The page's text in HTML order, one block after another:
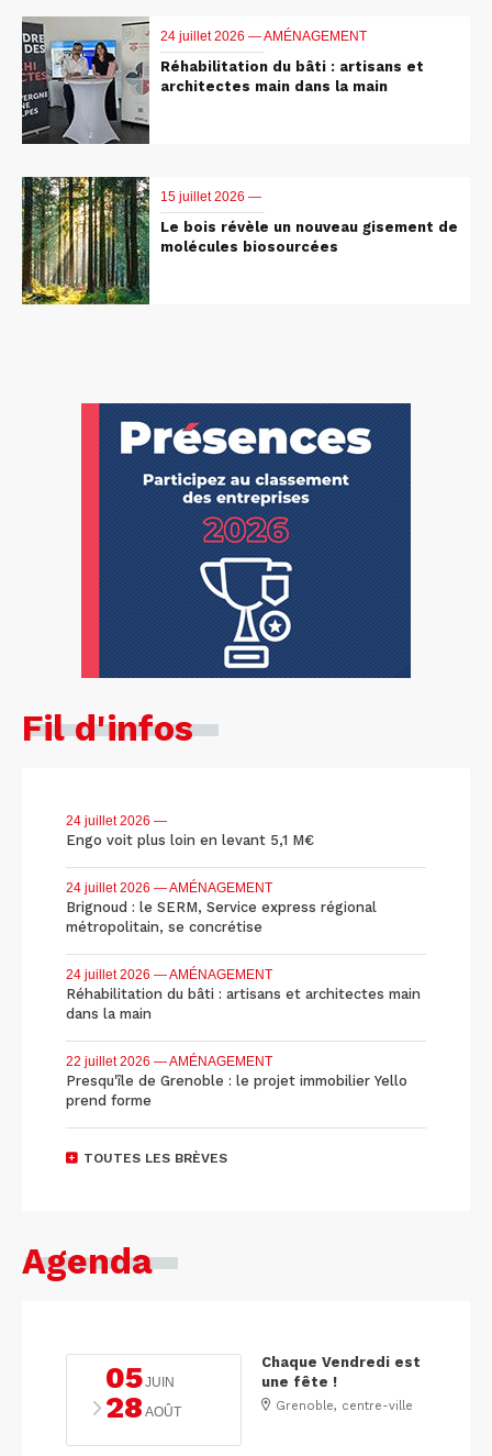
24 juillet 2026 —AMÉNAGEMENT
Réhabilitation du bâti : artisans et
architectes main dans la main
15 juillet 2026 —
Le bois révèle un nouveau gisement de
molécules biosourcées
Fil d'infos
24 juillet 2026 —
Engo voit plus loin en levant 5,1 M€
24 juillet 2026 — AMÉNAGEMENT
Brignoud : le SERM, Service express régional
métropolitain, se concrétise
24 juillet 2026 — AMÉNAGEMENT
Réhabilitation du bâti : artisans et architectes main
dans la main
22 juillet 2026 — AMÉNAGEMENT
Presqu'île de Grenoble : le projet immobilier Yello
prend forme
TOUTES LES BRÈVES
Agenda
05JUIN
28 AOÛT
Chaque Vendredi est
une fête !
Grenoble, centre-ville